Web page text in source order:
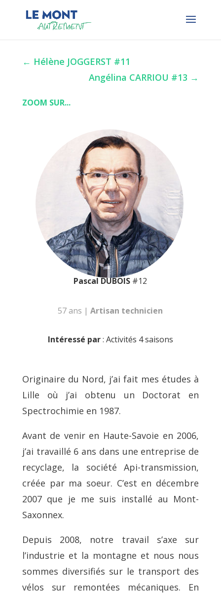
← Hélène JOGGERST #11
Angélina CARRIOU #13 →
ZOOM SUR...
Pascal DUBOIS #12
57 ans | Artisan technicien
Intéressé par: Activités 4 saisons
Originaire du Nord, j’ai fait mes études à
Lille où j’ai obtenu un Doctorat en
Spectrochimie en 1987.
Avant de venir en Haute-Savoie en 2006,
j’ai travaillé 6 ans dans une entreprise de
recyclage, la société Api-transmission,
créée par ma soeur. C’est en décembre
2007 que je me suis installé au Mont-
Saxonnex.
Depuis 2008, notre travail s’axe sur
l’industrie et la montagne et nous nous
sommes diversifiés sur le transport des
vélos sur remontées mécaniques. En